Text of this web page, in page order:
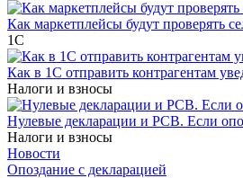
Как маркетплейсы будут проверять
1С
Как в 1С отправить контрагентам
Налоги и взносы
Нулевые декларации и РСВ. Если
Налоги и взносы
Новости
Опоздание с декларацией